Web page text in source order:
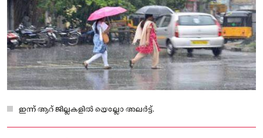
ഇന്ന് ആറ് ജില്ലകളില്‍ യെല്ലോ അലർട്ട്.